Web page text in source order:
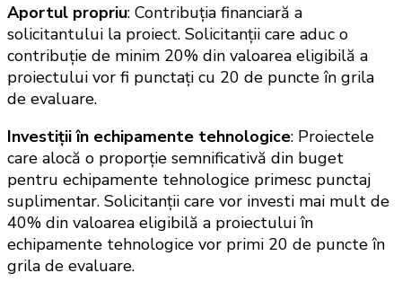
Aportul propriu: Contribuția financiară a
solicitantului la proiect. Solicitanții care aduc o
contribuție de minim 20% din valoarea eligibilă a
proiectului vor fi punctați cu 20 de puncte în grila
de evaluare.
Investiții în echipamente tehnologice: Proiectele
care alocă o proporție semnificativă din buget
pentru echipamente tehnologice primesc punctaj
suplimentar. Solicitanții care vor investi mai mult de
40% din valoarea eligibilă a proiectului în
echipamente tehnologice vor primi 20 de puncte în
grila de evaluare.